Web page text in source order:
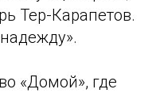
Тер-Карапетов.
«Домой», где